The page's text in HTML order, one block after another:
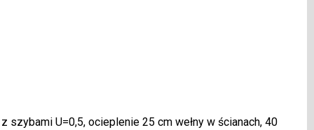
U=0,5, ocieplenie 25 cm wełny w ścianach, 40